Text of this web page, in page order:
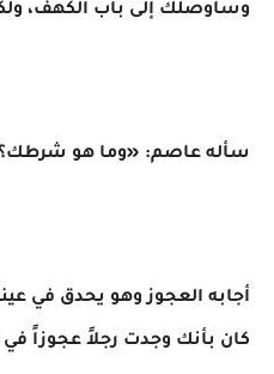
وسأوصلك إلى باب الكهف،
سأله عاصم: «وما هو
أجابه العجوز وهو يحدق في
كان بأنك وجدت رجلاً عجوزاً في